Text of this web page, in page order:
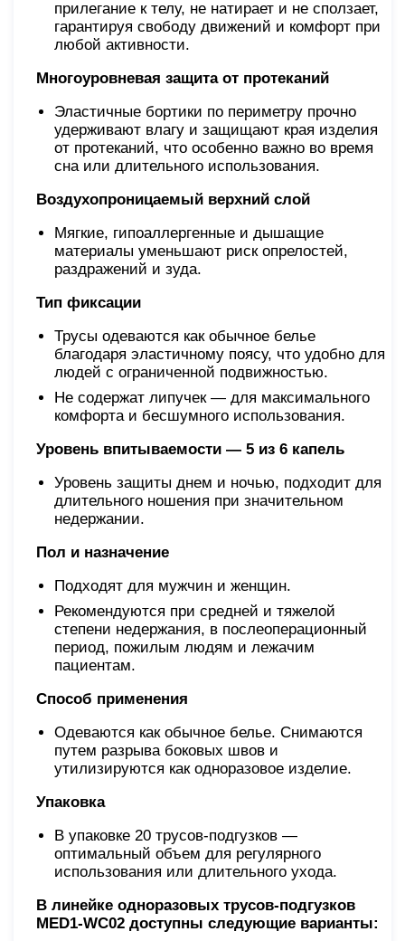
прилегание к телу, не натирает и не сползает,
гарантируя свободу движений и комфорт при
любой активности.
Многоуровневая защита от протеканий
Эластичные бортики по периметру прочно
удерживают влагу и защищают края изделия
от протеканий, что особенно важно во время
сна или длительного использования.
Воздухопроницаемый верхний слой
Мягкие, гипоаллергенные и дышащие
материалы уменьшают риск опрелостей,
раздражений и зуда.
Тип фиксации
Трусы одеваются как обычное белье
благодаря эластичному поясу, что удобно для
людей с ограниченной подвижностью.
Не содержат липучек — для максимального
комфорта и бесшумного использования.
Уровень впитываемости — 5 из 6 капель
Уровень защиты днем и ночью, подходит для
длительного ношения при значительном
недержании.
Пол и назначение
Подходят для мужчин и женщин.
Рекомендуются при средней и тяжелой
степени недержания, в послеоперационный
период, пожилым людям и лежачим
пациентам.
Способ применения
Одеваются как обычное белье. Снимаются
путем разрыва боковых швов и
утилизируются как одноразовое изделие.
Упаковка
В упаковке 20 трусов-подгузков —
оптимальный объем для регулярного
использования или длительного ухода.
В линейке одноразовых трусов-подгузков
MED1-WC02 доступны следующие варианты: